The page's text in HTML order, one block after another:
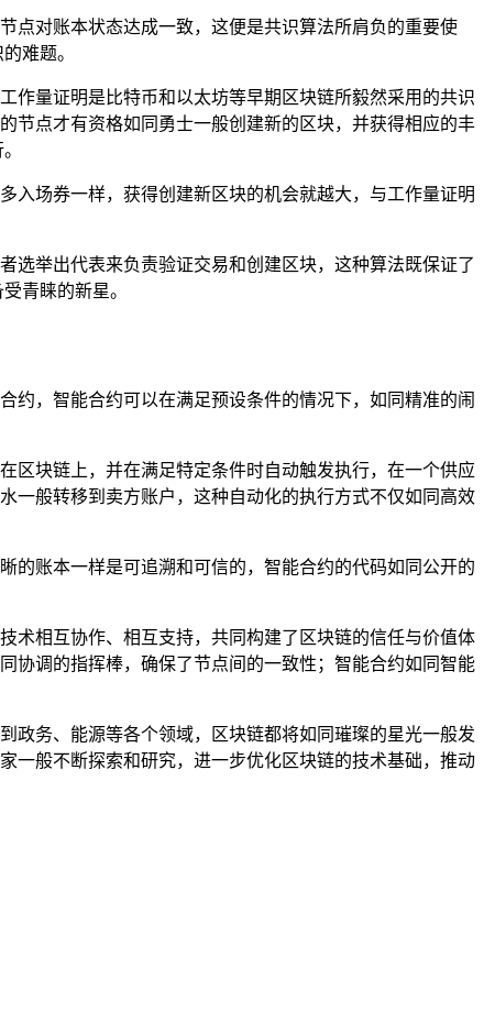
点对账本状态达成一致，这便是共识算法所肩负的重要使
难题。
作量证明是比特币和以太坊等早期区块链所毅然采用的共识
节点才有资格如同勇士一般创建新的区块，并获得相应的丰
入场券一样，获得创建新区块的机会就越大，与工作量证明
选举出代表来负责验证交易和创建区块，这种算法既保证了
青睐的新星。
约，智能合约可以在满足预设条件的情况下，如同精准的闹
区块链上，并在满足特定条件时自动触发执行，在一个供应
一般转移到卖方账户，这种自动化的执行方式不仅如同高效
的账本一样是可追溯和可信的，智能合约的代码如同公开的
术相互协作、相互支持，共同构建了区块链的信任与价值体
协调的指挥棒，确保了节点间的一致性；智能合约如同智能
政务、能源等各个领域，区块链都将如同璀璨的星光一般发
一般不断探索和研究，进一步优化区块链的技术基础，推动